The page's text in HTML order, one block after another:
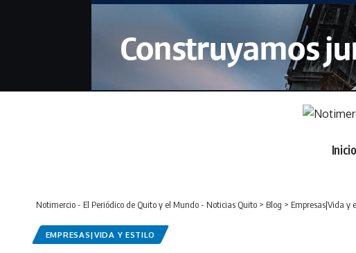
Inicio
Notimercio - El Periódico de Quito y el Mundo - Noticias Quito > Blog > Empresas|Vida y
EMPRESAS|VIDA Y ESTILO